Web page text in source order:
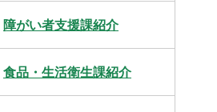
障がい者支援課紹介
食品・生活衛生課紹介